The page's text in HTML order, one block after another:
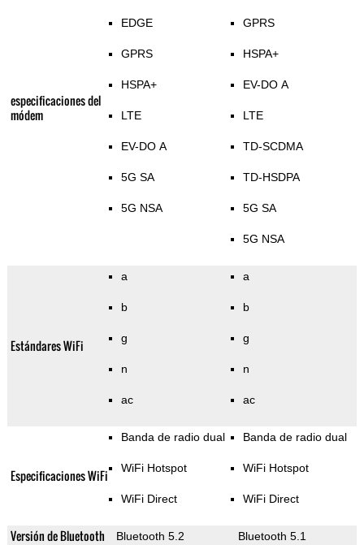
especificaciones del
módem
EDGE
GPRS
HSPA+
LTE
EV-DO A
5G SA
5G NSA
GPRS
HSPA+
EV-DO A
LTE
TD-SCDMA
TD-HSDPA
5G SA
5G NSA
Estándares WiFi
a
b
g
n
ac
a
b
g
n
ac
Especificaciones WiFi
Banda de radio dual
WiFi Hotspot
WiFi Direct
Banda de radio dual
WiFi Hotspot
WiFi Direct
Versión de Bluetooth Bluetooth 5.2 Bluetooth 5.1